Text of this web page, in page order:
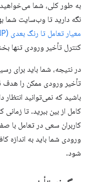
به طور کلی، شما
نگه دارید تا وب‌سایت شما
معیار تعامل تا رنگ بعدی (INP)
کنترل تأخیر ورودی تنها
تأخیر ورودی ممکن را هدف
باشید که نمی‌توانید
کامل از بین ببرید. تا
کاربران سعی در تعامل با
ورودی شما باید به اندازه
شود.